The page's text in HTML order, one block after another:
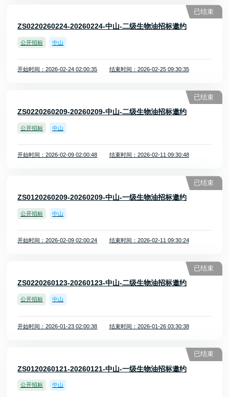
ZS0220260224-20260224-中山-二级生物油招标邀约
公开招标 中山
开始时间：2026-02-24 02:00:35 结束时间：2026-02-25 09:30:35
已结束
ZS0220260209-20260209-中山-二级生物油招标邀约
公开招标 中山
开始时间：2026-02-09 02:00:48 结束时间：2026-02-11 09:30:48
已结束
ZS0120260209-20260209-中山-一级生物油招标邀约
公开招标 中山
开始时间：2026-02-09 02:00:24 结束时间：2026-02-11 09:30:24
已结束
ZS0220260123-20260123-中山-二级生物油招标邀约
公开招标 中山
开始时间：2026-01-23 02:00:38 结束时间：2026-01-26 03:30:38
已结束
ZS0120260121-20260121-中山-一级生物油招标邀约
公开招标 中山
已结束